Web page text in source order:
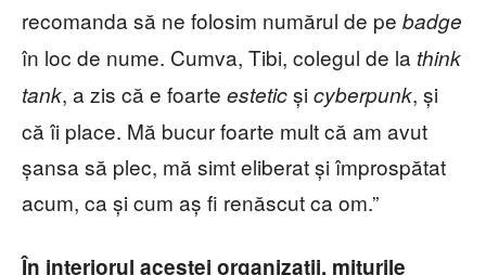
recomanda să ne folosim numărul de pe badge
în loc de nume. Cumva, Tibi, colegul de la think
tank, a zis că e foarte esteticșicyberpunk, și
că îi place. Mă bucur foarte mult că am avut
șansa să plec, mă simt eliberat și împrospătat
acum, ca și cum aș fi renăscut ca om.”
În interiorul acestei organizații, miturile